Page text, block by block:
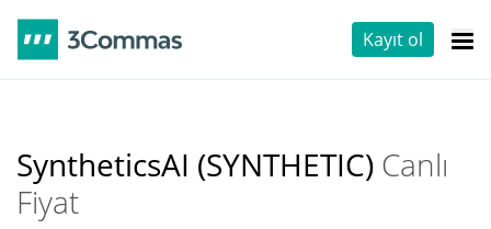
Kayıt ol
SyntheticsAI (SYNTHETIC) Canlı
Fiyat